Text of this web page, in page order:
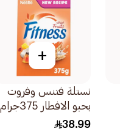
+
نستلة فتنس وفروت
بحبو الافطار 375جرام
38.99